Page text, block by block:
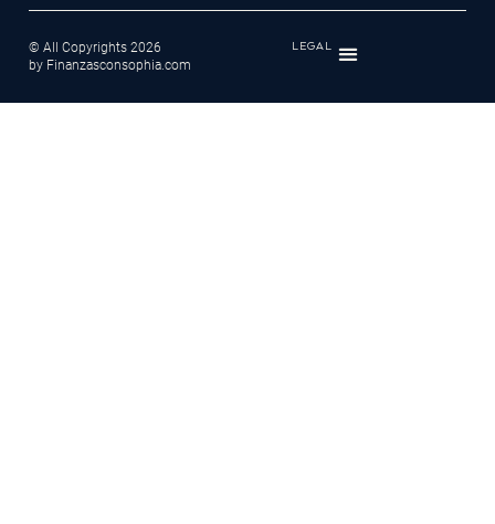
© All Copyrights 2026
by Finanzasconsophia.com
LEGAL